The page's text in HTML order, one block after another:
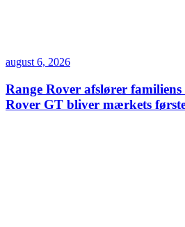
august 6, 2026
Range Rover afslører
Rover GT bliver mærkets